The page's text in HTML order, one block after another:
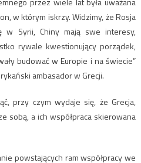
w którym iskrzy. Widzimy, że Rosja
w Syrii, Chiny mają swe interesy,
rywale kwestionujący porządek,
budować w Europie i na świecie”
ambasador w Grecji.
przy czym wydaje się, że Grecja,
sobą, a ich współpraca skierowana
powstających ram współpracy we